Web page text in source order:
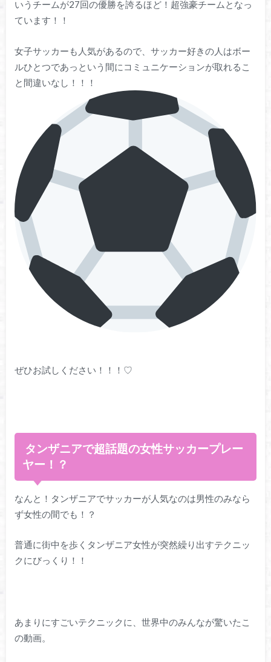
いうチームが27回の優勝を誇るほど！超強豪チームとなっ
ています！！
女子サッカーも人気があるので、サッカー好きの人はボー
ルひとつであっという間にコミュニケーションが取れるこ
と間違いなし！！！
ぜひお試しください！！！♡
タンザニアで超話題の女性サッカープレー
ヤー！？
なんと！タンザニアでサッカーが人気なのは男性のみなら
ず女性の間でも！？
普通に街中を歩くタンザニア女性が突然繰り出すテクニッ
クにびっくり！！
あまりにすごいテクニックに、世界中のみんなが驚いたこ
の動画。